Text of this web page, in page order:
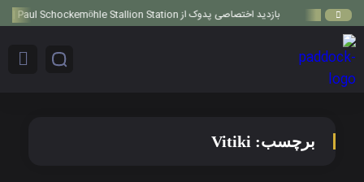
بازدید اختصاصی پدوک از Paul Schockemöhle Stallion Station | بزرگ‌ترین مرکز پرورش اسب آلمان
برچسب: Vitiki